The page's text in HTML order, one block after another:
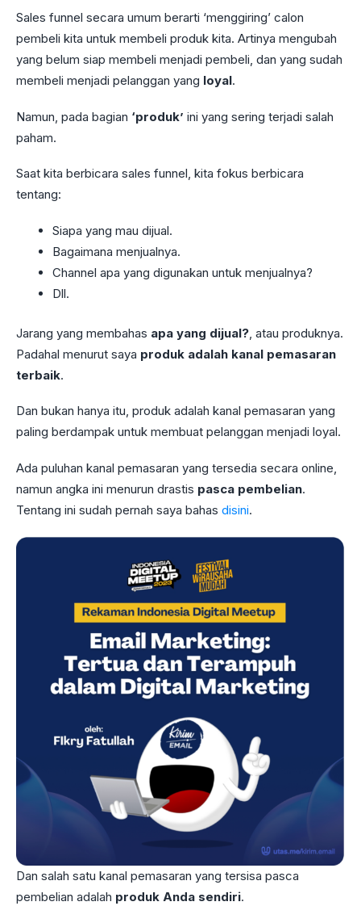
Sales funnel secara umum berarti ‘menggiring’ calon
pembeli kita untuk membeli produk kita. Artinya mengubah
yang belum siap membeli menjadi pembeli, dan yang sudah
membeli menjadi pelanggan yang loyal.
Namun, pada bagian ‘produk’ ini yang sering terjadi salah
paham.
Saat kita berbicara sales funnel, kita fokus berbicara
tentang:
Siapa yang mau dijual.
Bagaimana menjualnya.
Channel apa yang digunakan untuk menjualnya?
Dll.
Jarang yang membahas apa yang dijual? , atau produknya.
Padahal menurut saya produk adalah kanal pemasaran
terbaik.
Dan bukan hanya itu, produk adalah kanal pemasaran yang
paling berdampak untuk membuat pelanggan menjadi loyal.
Ada puluhan kanal pemasaran yang tersedia secara online,
namun angka ini menurun drastis pasca pembelian.
Tentang ini sudah pernah saya bahas disini.
Dan salah satu kanal pemasaran yang tersisa pasca
pembelian adalah produk Anda sendiri.